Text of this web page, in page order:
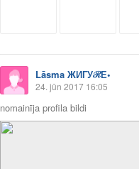
Lāsma ЖИГУℛЕ•
24. jūn 2017 16:05
nomainīja profila bildi